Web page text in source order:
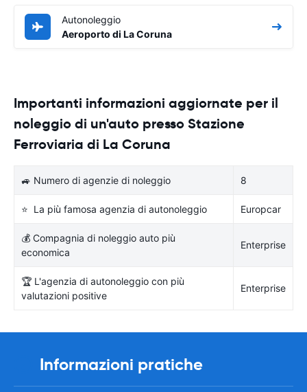
Autonoleggio
Aeroporto di La Coruna
Importanti informazioni aggiornate per il
noleggio di un'auto presso Stazione
Ferroviaria di La Coruna
🚙 Numero di agenzie di noleggio 8
⭐ La più famosa agenzia di autonoleggio Europcar
💰 Compagnia di noleggio auto più
economica
Enterprise
🏆 L'agenzia di autonoleggio con più
valutazioni positive
Enterprise
Informazioni pratiche